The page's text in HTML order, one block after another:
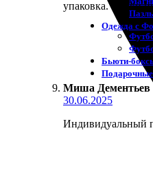
Одежда с
Бьюти-
упаковка. Сроки
Миша Дементьев
30.06.2025
Индивидуальный